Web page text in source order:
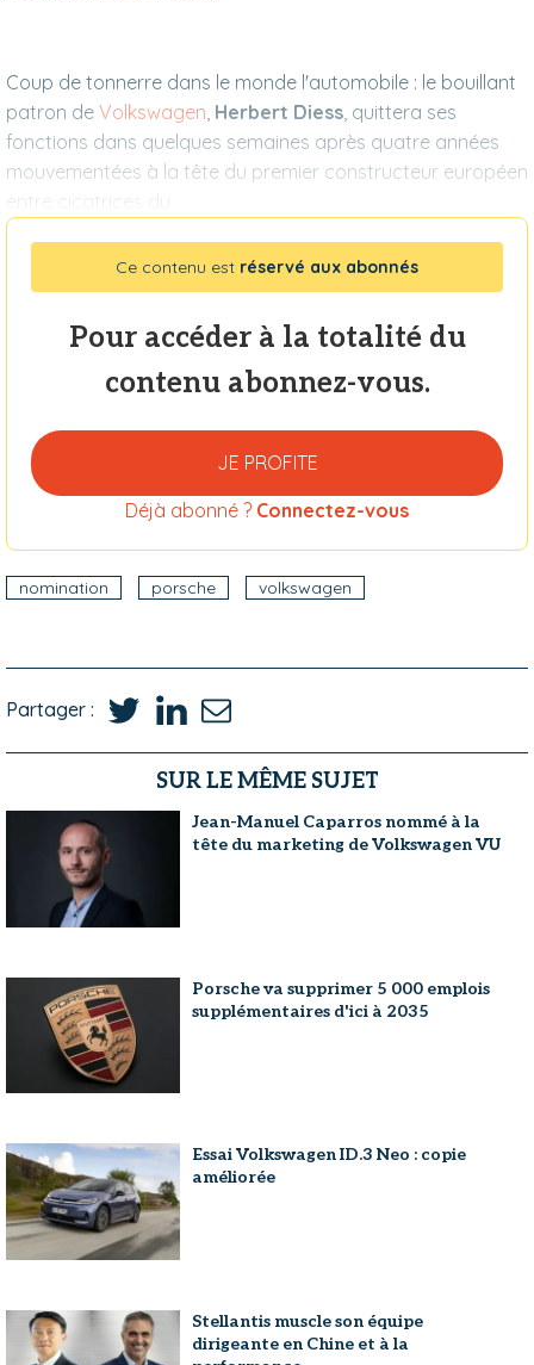
Coup de tonnerre dans le monde l'automobile : le bouillant
patron de Volkswagen Herbert Diess , quittera ses
fonctions dans quelques semaines après quatre années
mouvementées à la tête du premier constructeur européen
entre cicatrices du
Ce contenu est réservé aux abonnés
Pour accéder à la totalité du
contenu abonnez-vous.
JE PROFITE
Déjà abonné ? Connectez-vous
nomination porsche volkswagen
Partager :
SUR LE MÊME SUJET
Jean-Manuel Caparros nommé à la
tête du marketing de Volkswagen VU
Porsche va supprimer 5 000 emplois
supplémentaires d'ici à 2035
Essai Volkswagen ID.3 Neo : copie
améliorée
Stellantis muscle son équipe
dirigeante en Chine et à la